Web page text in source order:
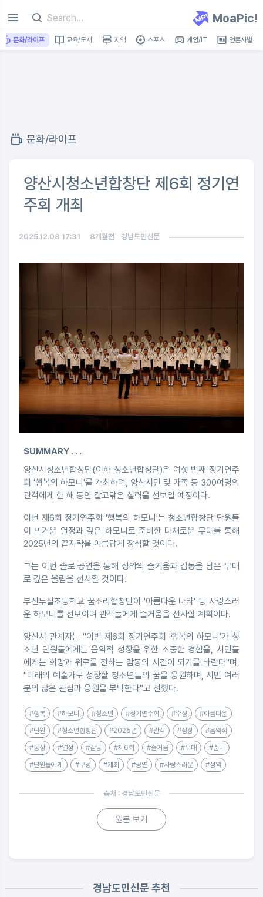
MoaPic!
문화/라이프 교육/도서 지역 스포츠 게임/IT 언론사별
문화/라이프
양산시청소년합창단 제6회 정기연
주회 개최
2025.12.08 17:31 8개월전 경남도민신문
SUMMARY . . .
양산시청소년합창단(이하 청소년합창단)은 여섯 번째 정기연주
회 '행복의 하모니'를 개최하며, 양산시민 및 가족 등 300여명의
관객에게 한 해 동안 갈고닦은 실력을 선보일 예정이다.
이번 제6회 정기연주회 '행복의 하모니'는 청소년합창단 단원들
이 뜨거운 열정과 깊은 하모니로 준비한 다채로운 무대를 통해
2025년의 끝자락을 아름답게 장식할 것이다.
그는 이번 솔로 공연을 통해 성악의 즐거움과 감동을 담은 무대
로 깊은 울림을 선사할 것이다.
부산두실초등학교 꿈소리합창단이 '아름다운 나라' 등 사랑스러
운 하모니를 선보이며 관객들에게 즐거움을 선사할 계획이다.
양산시 관계자는 "이번 제6회 정기연주회 '행복의 하모니'가 청
소년 단원들에게는 음악적 성장을 위한 소중한 경험을, 시민들
에게는 희망과 위로를 전하는 감동의 시간이 되기를 바란다"며,
"미래의 예술가로 성장할 청소년들의 꿈을 응원하며, 시민 여러
분의 많은 관심과 응원을 부탁한다"고 전했다.
#행복 #하모니 #청소년 #정기연주회 #수상 #아름다운
#단원 #청소년합창단 #2025년 #관객 #성장 #음악적
#동상 #열정 #감동 #제6회 #즐거움 #무대 #준비
#단원들에게 #구성 #개최 #공연 #사랑스러운 #성악
출처 : 경남도민신문
원본 보기
경남도민신문 추천